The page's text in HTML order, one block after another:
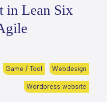
in Lean Six
Game / Tool Webdesign
Wordpress website